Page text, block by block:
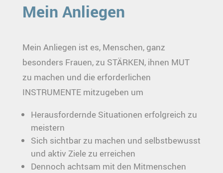
Mein Anliegen
Mein Anliegen ist es, Menschen, ganz
besonders Frauen, zu STÄRKEN, ihnen MUT
zu machen und die erforderlichen
INSTRUMENTE mitzugeben um
Herausfordernde Situationen erfolgreich zu
meistern
Sich sichtbar zu machen und selbstbewusst
und aktiv Ziele zu erreichen
Dennoch achtsam mit den Mitmenschen